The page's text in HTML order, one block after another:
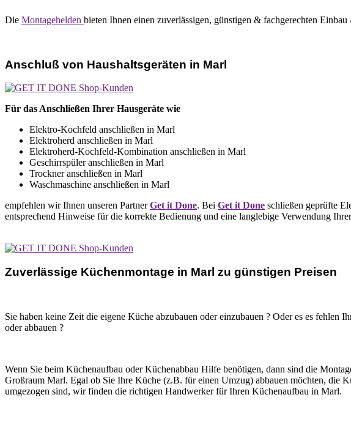
Die Montagehelden bieten Ihnen einen zuverlässigen, günstigen & fachgerechten
Anschluß von Haushaltsgeräten in Marl
Für das Anschließen Ihrer Hausgeräte wie
Elektro-Kochfeld anschließen in Marl
Elektroherd anschließen in Marl
Elektroherd-Kochfeld-Kombination anschließen in Marl
Geschirrspüler anschließen in Marl
Trockner anschließen in Marl
Waschmaschine anschließen in Marl
empfehlen wir Ihnen unseren PartnerGet it Done. Bei Get it Done schließen geprüfte
entsprechend Hinweise für die korrekte Bedienung und eine langlebige Verwendung
Zuverlässige Küchenmontage in Marl zu günstigen Preisen
Sie haben keine Zeit die eigene Küche abzubauen oder einzubauen ? Oder es es
oder abbauen ?
Wenn Sie beim Küchenaufbau oder Küchenabbau Hilfe benötigen, dann sind die
Großraum Marl. Egal ob Sie Ihre Küche (z.B. für einen Umzug) abbauen möchten, die
umgezogen sind, wir finden die richtigen Handwerker für Ihren Küchenaufbau in Marl.